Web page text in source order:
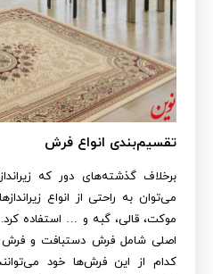
تقسیم‌بندی انواع فرش
برخلاف گذشته‌های دور که
می‌توان به راحتی از انواع
موکت، قالی، گبه و … استفاده
اصلی شامل فرش دستبافت و
کدام از این فرش‌ها خود